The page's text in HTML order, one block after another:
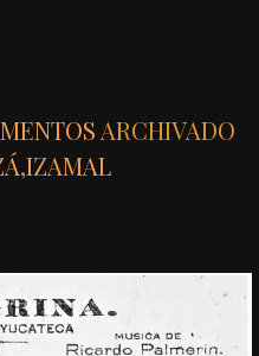
ARCHIVADO
,IZAMAL